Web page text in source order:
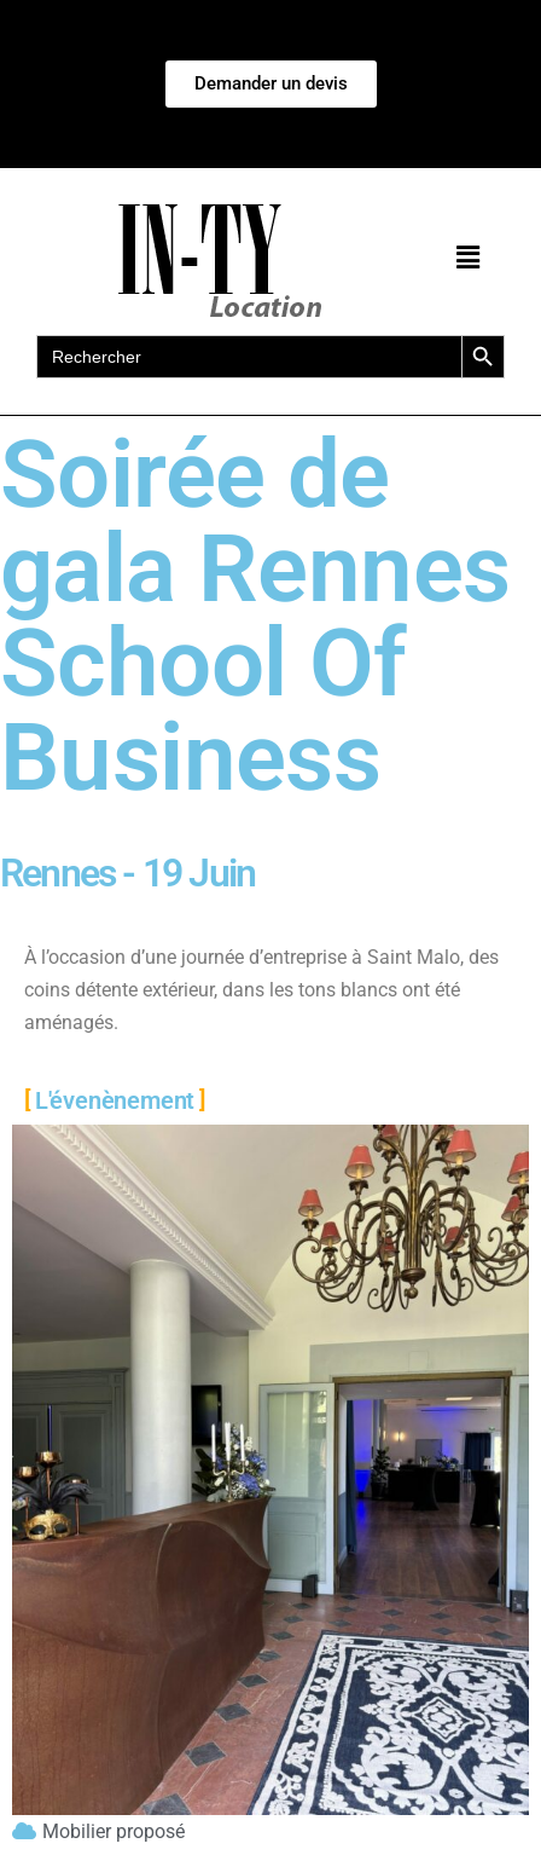
Demander un devis
Search
for:
Search Button
Soirée de
gala Rennes
School Of
Business
Rennes - 19 Juin
À l’occasion d’une journée d’entreprise à Saint Malo, des
coins détente extérieur, dans les tons blancs ont été
aménagés.
L'évenènement
Mobilier proposé